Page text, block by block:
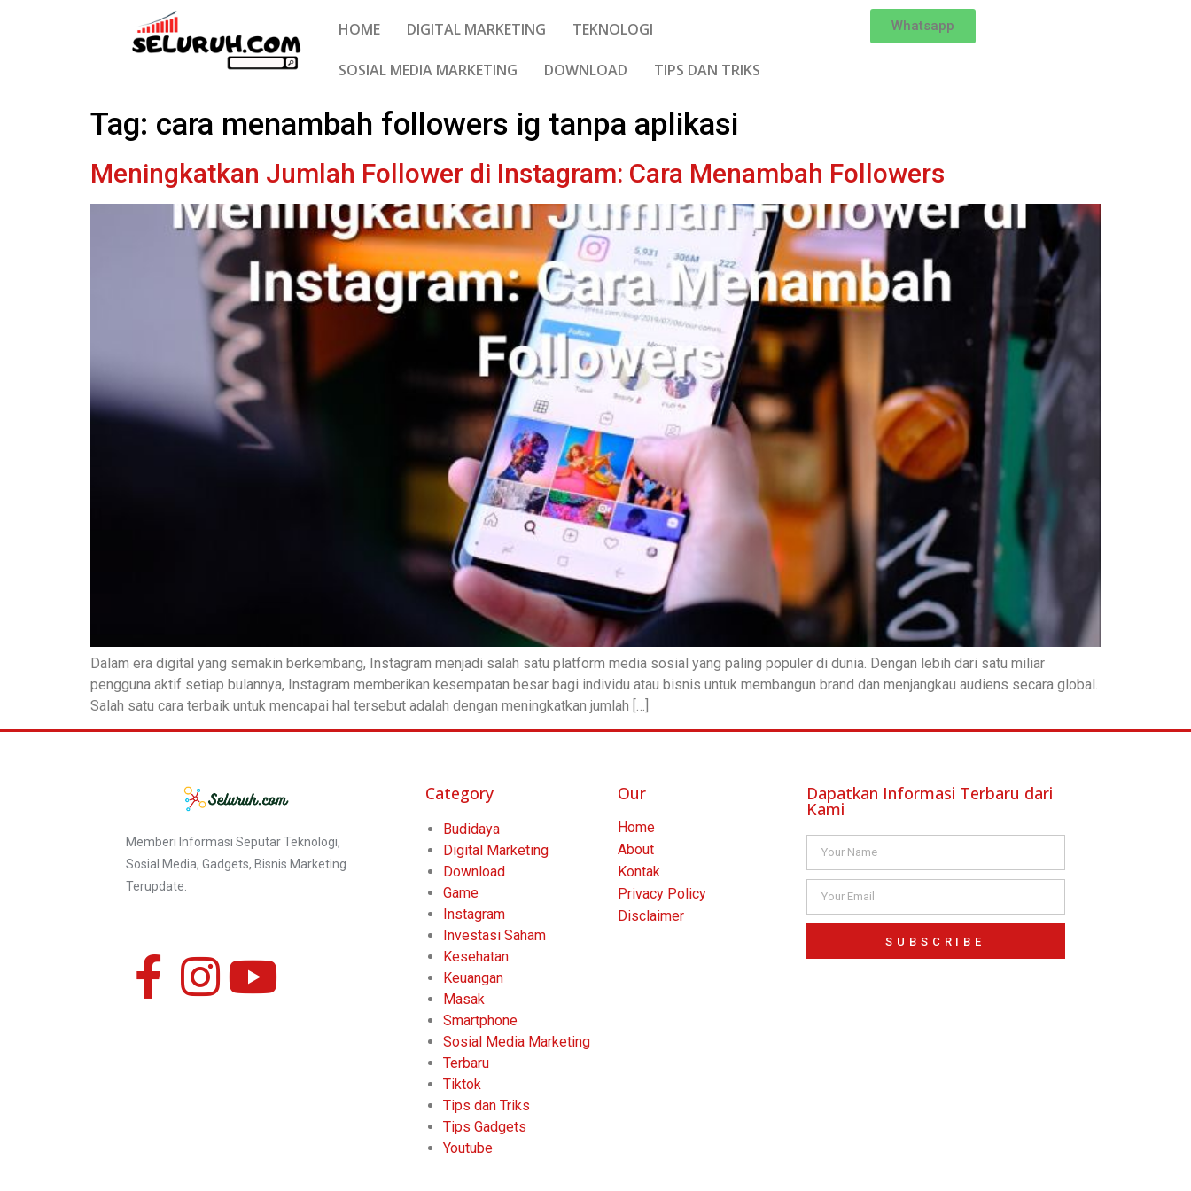
HOME DIGITAL MARKETING TEKNOLOGI
SOSIAL MEDIA MARKETING DOWNLOAD TIPS DAN TRIKS
Whatsapp
Tag: cara menambah followers ig tanpa aplikasi
Meningkatkan Jumlah Follower di Instagram: Cara Menambah Followers
Dalam era digital yang semakin berkembang, Instagram menjadi salah satu platform media sosial yang paling populer di dunia. Dengan lebih dari satu miliar
pengguna aktif setiap bulannya, Instagram memberikan kesempatan besar bagi individu atau bisnis untuk membangun brand dan menjangkau audiens secara global.
Salah satu cara terbaik untuk mencapai hal tersebut adalah dengan meningkatkan jumlah […]
Memberi Informasi Seputar Teknologi,
Sosial Media, Gadgets, Bisnis Marketing
Terupdate.
Category
Budidaya
Digital Marketing
Download
Game
Instagram
Investasi Saham
Kesehatan
Keuangan
Masak
Smartphone
Sosial Media Marketing
Terbaru
Tiktok
Tips dan Triks
Tips Gadgets
Youtube
Our
Home
About
Kontak
Privacy Policy
Disclaimer
Dapatkan Informasi Terbaru dari
Kami
SUBSCRIBE